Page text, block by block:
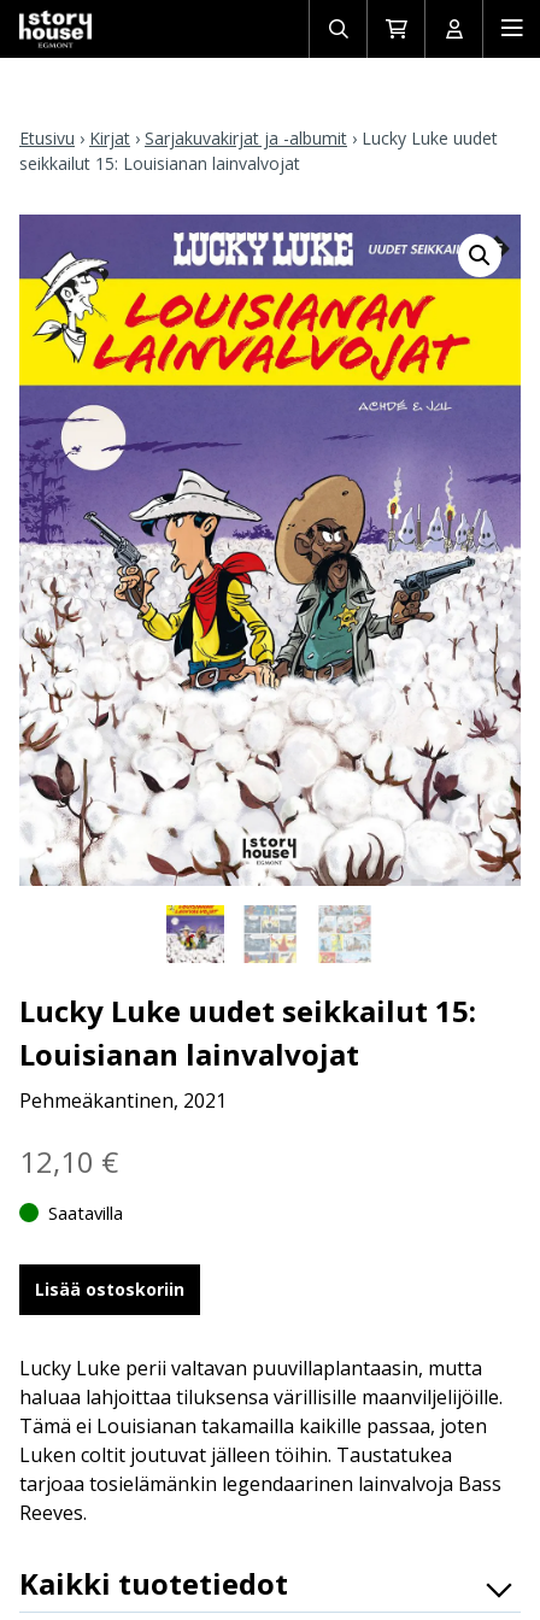
Avaa/sulje
haku
Siirry
ostoskoriin
Avaa/
Etusivu › Kirjat › Sarjakuvakirjat ja -albumit › Lucky Luke uudet
seikkailut 15: Louisianan lainvalvojat
Lucky Luke uudet seikkailut 15:
Louisianan lainvalvojat
Pehmeäkantinen, 2021
12,10 €
Saatavilla
Lisää ostoskoriin
Lucky Luke perii valtavan puuvillaplantaasin, mutta
haluaa lahjoittaa tiluksensa värillisille maanviljelijöille.
Tämä ei Louisianan takamailla kaikille passaa, joten
Luken coltit joutuvat jälleen töihin. Taustatukea
tarjoaa tosielämänkin legendaarinen lainvalvoja Bass
Reeves.
Kaikki tuotetiedot